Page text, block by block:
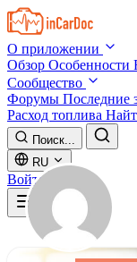
Skip to main content
О приложении
Обзор Особенности
Сообщество
Форумы Последние
Расход топлива
Поиск...
RU
Войти